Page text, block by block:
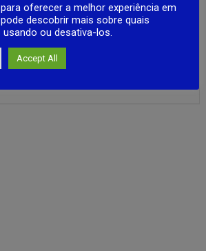
ouro, joias e artefatos raros sem
você pode! Embarque em uma
que mistura exploração, mineração
os segredos enterrados há
oferecer a melhor experiência em
descobrir mais sobre quais
ou desativa-los.
Accept All